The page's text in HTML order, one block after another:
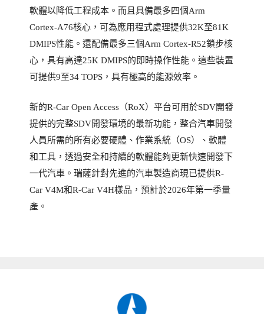
軟體以降低工程成本。而且具備最多四個Arm
Cortex-A76核心，可為應用程式處理提供32K至81K
DMIPS性能。還配備最多三個Arm Cortex-R52鎖步核
心，具有高達25K DMIPS的即時操作性能。這些裝置
可提供9至34 TOPS，具有極高的能源效率。
新的R-Car Open Access（RoX）平台可用於SDV開發
提供的完整SDV開發環境的最新功能，整合汽車開發
人員所需的所有必要硬體、作業系統（OS）、軟體
和工具，透過安全和持續的軟體能夠更新快速開發下
一代汽車。瑞薩針對先進的汽車製造商現已提供R-
Car V4M和R-Car V4H樣品，預計於2026年第一季量
產。